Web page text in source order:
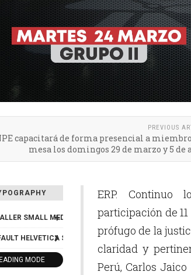
PREVIOUS
capacitará de forma presencial a
mesa los domingos 29 de marzo y 5 de
SMALL MEDIUM BIGGER
HELVETICA SEGOE GEORGIA TIMES
MODE
ERP. Continuo
participación de
prófugo de la
claridad y
Perú, Carlos